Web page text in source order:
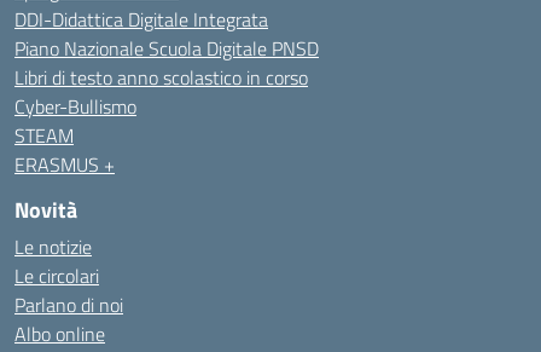
DDI-Didattica Digitale Integrata
Piano Nazionale Scuola Digitale PNSD
Libri di testo anno scolastico in corso
Cyber-Bullismo
STEAM
ERASMUS +
Novità
Le notizie
Le circolari
Parlano di noi
Albo online